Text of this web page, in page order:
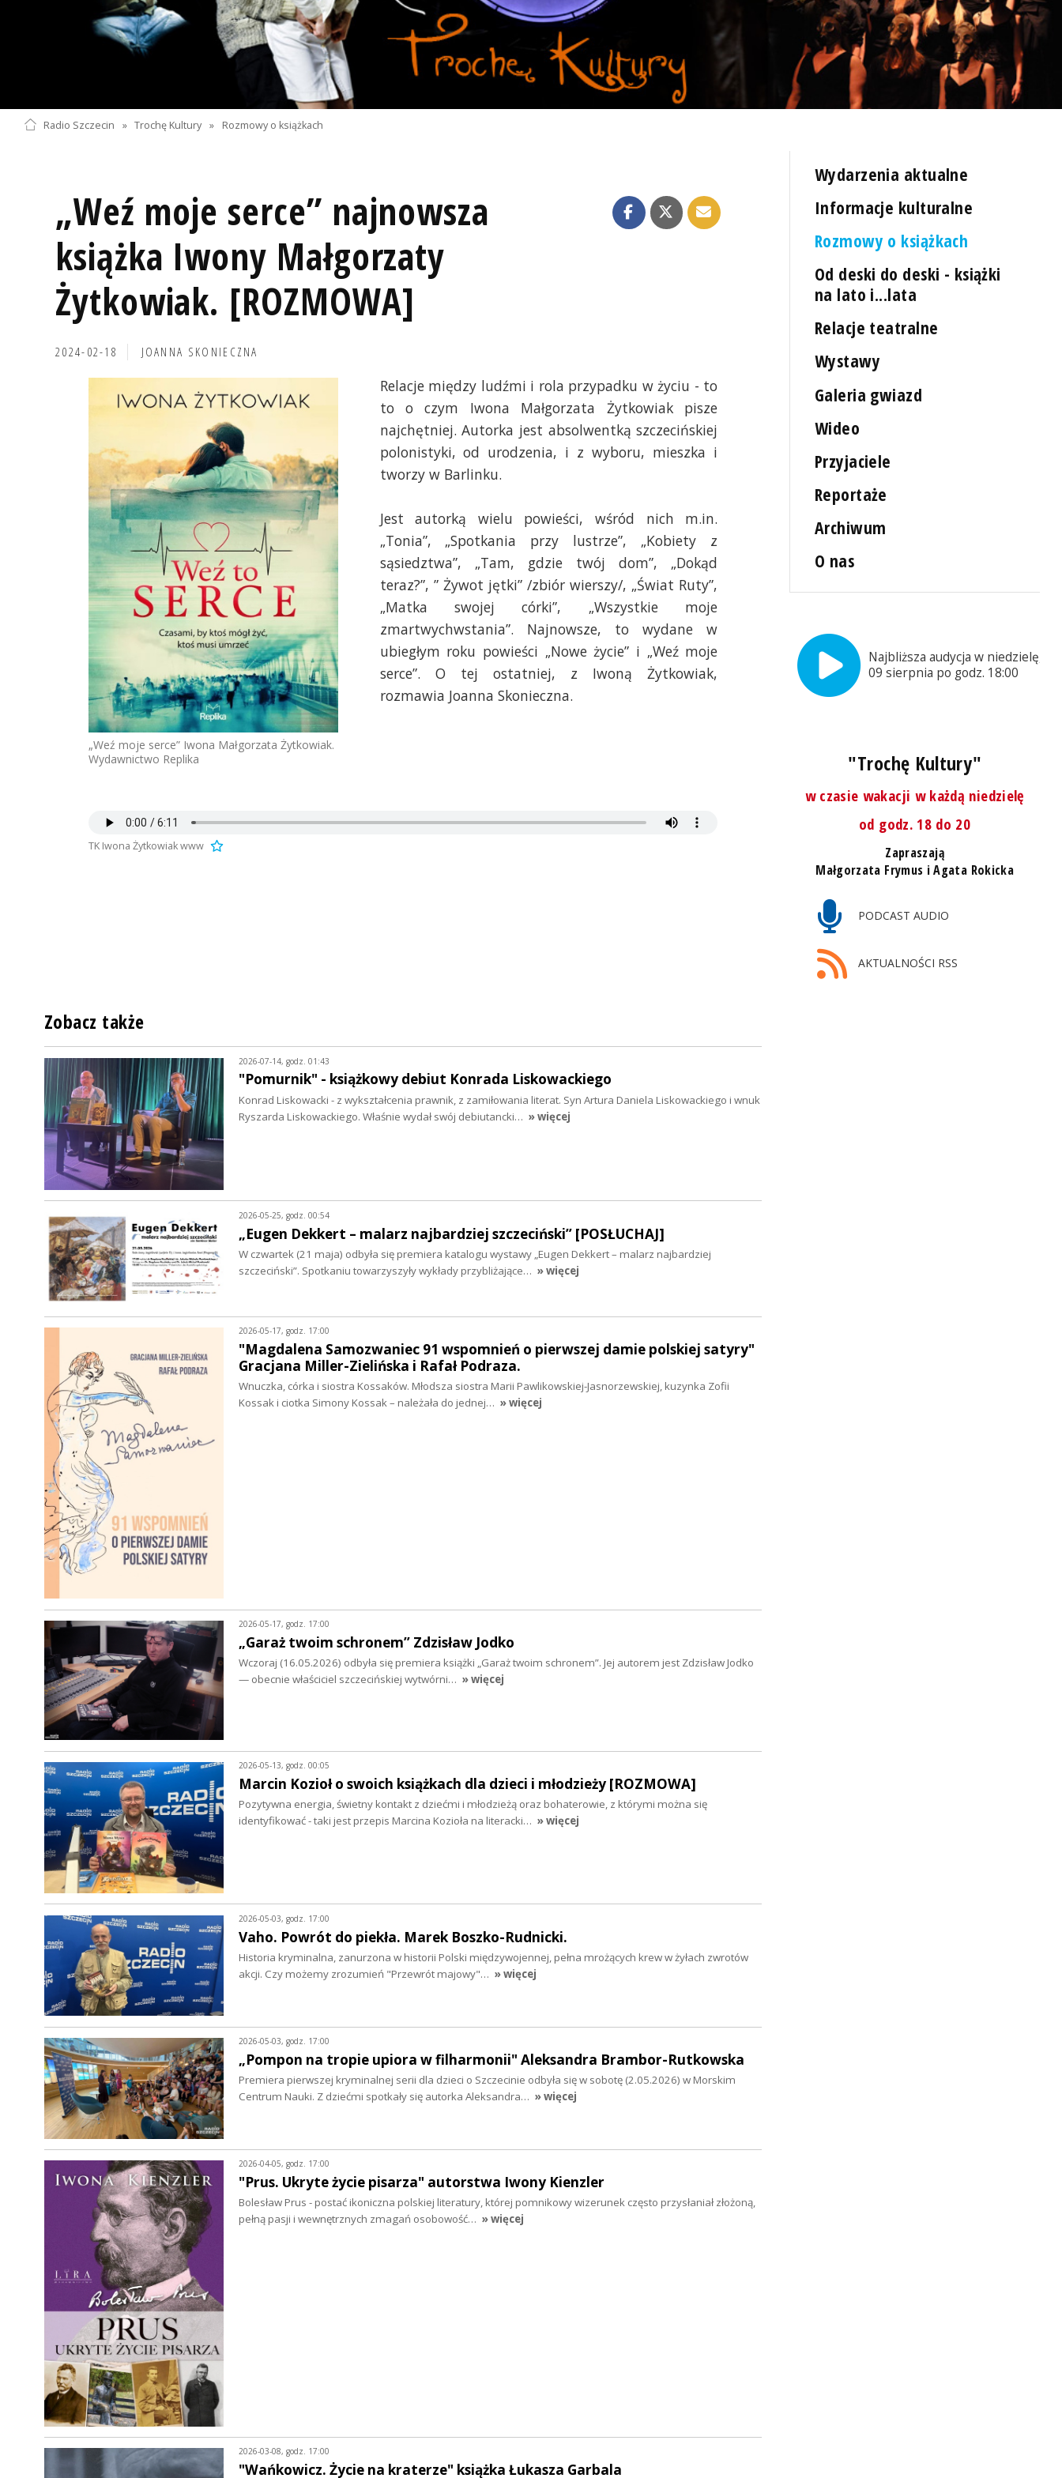
Radio Szczecin » Trochę Kultury » Rozmowy o książkach
„Weź moje serce” najnowsza
książka Iwony Małgorzaty
Żytkowiak. [ROZMOWA]
2024-02-18 JOANNA SKONIECZNA
„Weź moje serce” Iwona Małgorzata Żytkowiak.
Wydawnictwo Replika
Relacje między ludźmi i rola przypadku w życiu - to
to o czym Iwona Małgorzata Żytkowiak pisze
najchętniej. Autorka jest absolwentką szczecińskiej
polonistyki, od urodzenia, i z wyboru, mieszka i
tworzy w Barlinku.
Jest autorką wielu powieści, wśród nich m.in.
„Tonia”, „Spotkania przy lustrze”, „Kobiety z
sąsiedztwa”, „Tam, gdzie twój dom”, „Dokąd
teraz?”, ” Żywot jętki” /zbiór wierszy/, „Świat Ruty”,
„Matka swojej córki”, „Wszystkie moje
zmartwychwstania”. Najnowsze, to wydane w
ubiegłym roku powieści „Nowe życie” i „Weź moje
serce”. O tej ostatniej, z Iwoną Żytkowiak,
rozmawia Joanna Skonieczna.
TK Iwona Żytkowiak www
Wydarzenia aktualne
Informacje kulturalne
Rozmowy o książkach
Od deski do deski - książki
na lato i...lata
Relacje teatralne
Wystawy
Galeria gwiazd
Wideo
Przyjaciele
Reportaże
Archiwum
O nas
Najbliższa audycja w niedzielę,
09 sierpnia po godz. 18:00
"Trochę Kultury"
w czasie wakacji w każdą niedzielę
od godz. 18 do 20
Zapraszają
Małgorzata Frymus i Agata Rokicka
PODCAST AUDIO
AKTUALNOŚCI RSS
Zobacz także
2026-07-14, godz. 01:43
"Pomurnik" - książkowy debiut Konrada Liskowackiego
Konrad Liskowacki - z wykształcenia prawnik, z zamiłowania literat. Syn Artura Daniela Liskowackiego i wnuk
Ryszarda Liskowackiego. Właśnie wydał swój debiutancki… » więcej
2026-05-25, godz. 00:54
„Eugen Dekkert – malarz najbardziej szczeciński” [POSŁUCHAJ]
W czwartek (21 maja) odbyła się premiera katalogu wystawy „Eugen Dekkert – malarz najbardziej
szczeciński”. Spotkaniu towarzyszyły wykłady przybliżające… » więcej
2026-05-17, godz. 17:00
"Magdalena Samozwaniec 91 wspomnień o pierwszej damie polskiej satyry"
Gracjana Miller-Zielińska i Rafał Podraza.
Wnuczka, córka i siostra Kossaków. Młodsza siostra Marii Pawlikowskiej-Jasnorzewskiej, kuzynka Zofii
Kossak i ciotka Simony Kossak – należała do jednej… » więcej
2026-05-17, godz. 17:00
„Garaż twoim schronem” Zdzisław Jodko
Wczoraj (16.05.2026) odbyła się premiera książki „Garaż twoim schronem”. Jej autorem jest Zdzisław Jodko
— obecnie właściciel szczecińskiej wytwórni… » więcej
2026-05-13, godz. 00:05
Marcin Kozioł o swoich książkach dla dzieci i młodzieży [ROZMOWA]
Pozytywna energia, świetny kontakt z dziećmi i młodzieżą oraz bohaterowie, z którymi można się
identyfikować - taki jest przepis Marcina Kozioła na literacki… » więcej
2026-05-03, godz. 17:00
Vaho. Powrót do piekła. Marek Boszko-Rudnicki.
Historia kryminalna, zanurzona w historii Polski międzywojennej, pełna mrożących krew w żyłach zwrotów
akcji. Czy możemy zrozumień "Przewrót majowy"… » więcej
2026-05-03, godz. 17:00
„Pompon na tropie upiora w filharmonii" Aleksandra Brambor-Rutkowska
Premiera pierwszej kryminalnej serii dla dzieci o Szczecinie odbyła się w sobotę (2.05.2026) w Morskim
Centrum Nauki. Z dziećmi spotkały się autorka Aleksandra… » więcej
2026-04-05, godz. 17:00
"Prus. Ukryte życie pisarza" autorstwa Iwony Kienzler
Bolesław Prus - postać ikoniczna polskiej literatury, której pomnikowy wizerunek często przysłaniał złożoną,
pełną pasji i wewnętrznych zmagań osobowość… » więcej
2026-03-08, godz. 17:00
"Wańkowicz. Życie na kraterze" książka Łukasza Garbala